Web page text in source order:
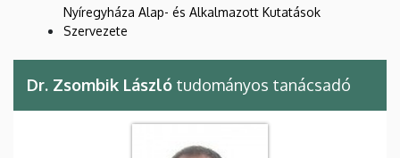
Nyíregyháza Alap- és Alkalmazott Kutatások
Szervezete
Dr. Zsombik László tudományos tanácsadó